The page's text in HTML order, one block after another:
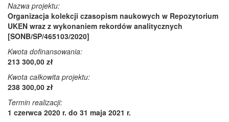
Nazwa projektu:
Organizacja kolekcji czasopism naukowych w Repozytorium
UKEN wraz z wykonaniem rekordów analitycznych
[SONB/SP/465103/2020]
Kwota dofinansowania:
213 300,00 zł
Kwota całkowita projektu:
238 300,00 zł
Termin realizacji:
1 czerwca 2020 r. do 31 maja 2021 r.